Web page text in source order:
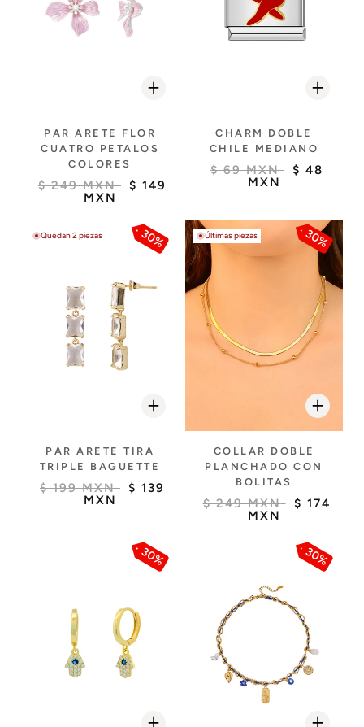
PAR ARETE FLOR
CUATRO PETALOS
COLORES
$ 249 MXN
$ 149
MXN
CHARM DOBLE
CHILE MEDIANO
$ 69 MXN
$ 48
MXN
Quedan 2 piezas 30%
PAR ARETE TIRA
TRIPLE BAGUETTE
$ 199 MXN
$ 139
MXN
Últimas piezas 30%
COLLAR DOBLE
PLANCHADO CON
BOLITAS
$ 249 MXN
$ 174
MXN
30% 30%